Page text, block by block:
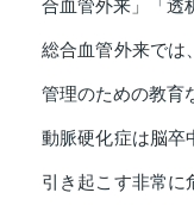
合血管外来」「透
総合血管外来では
管理のための教育
動脈硬化症は脳卒
引き起こす非常に